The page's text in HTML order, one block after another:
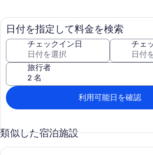
日付を指定して料金を検索
チェックイン日 チェ
旅行者
利用可能日を確認
類似した宿泊施設
Escape to History & Nature! Peaceful &